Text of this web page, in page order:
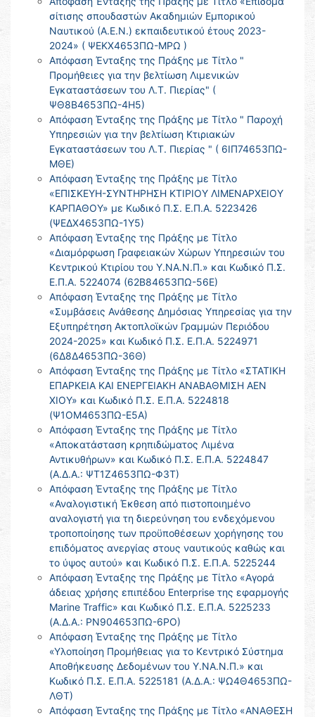
σίτισης σπουδαστών Ακαδημιών Εμπορικού
Ναυτικού (Α.Ε.Ν.) εκπαιδευτικού έτους 2023-
2024» ( ΨΕΚΧ4653ΠΩ-ΜΡΩ )
Απόφαση Ένταξης της Πράξης με Τίτλο "
Προμήθειες για την βελτίωση Λιμενικών
Εγκαταστάσεων του Λ.Τ. Πιερίας" (
ΨΘ8Β4653ΠΩ-4Η5)
Απόφαση Ένταξης της Πράξης με Τίτλο " Παροχή
Υπηρεσιών για την βελτίωση Κτιριακών
Εγκαταστάσεων του Λ.Τ. Πιερίας " ( 6ΙΠ74653ΠΩ-
ΜΘΕ)
Απόφαση Ένταξης της Πράξης με Τίτλο
«ΕΠΙΣΚΕΥΗ-ΣΥΝΤΗΡΗΣΗ ΚΤΙΡΙΟΥ ΛΙΜΕΝΑΡΧΕΙΟΥ
ΚΑΡΠΑΘΟΥ» με Κωδικό Π.Σ. Ε.Π.Α. 5223426
(ΨΕΔΧ4653ΠΩ-1Υ5)
Απόφαση Ένταξης της Πράξης με Τίτλο
«Διαμόρφωση Γραφειακών Χώρων Υπηρεσιών του
Κεντρικού Κτιρίου του Υ.ΝΑ.Ν.Π.» και Κωδικό Π.Σ.
Ε.Π.Α. 5224074 (62Β84653ΠΩ-56Ε)
Απόφαση Ένταξης της Πράξης με Τίτλο
«Συμβάσεις Ανάθεσης Δημόσιας Υπηρεσίας για την
Εξυπηρέτηση Ακτοπλοϊκών Γραμμών Περιόδου
2024-2025» και Κωδικό Π.Σ. Ε.Π.Α. 5224971
(6Δ8Δ4653ΠΩ-36Θ)
Απόφαση Ένταξης της Πράξης με Τίτλο «ΣΤΑΤΙΚΗ
ΕΠΑΡΚΕΙΑ ΚΑΙ ΕΝΕΡΓΕΙΑΚΗ ΑΝΑΒΑΘΜΙΣΗ ΑΕΝ
ΧΙΟΥ» και Κωδικό Π.Σ. Ε.Π.Α. 5224818
(Ψ1ΟΜ4653ΠΩ-Ε5Α)
Απόφαση Ένταξης της Πράξης με Τίτλο
«Αποκατάσταση κρηπιδώματος Λιμένα
Αντικυθήρων» και Κωδικό Π.Σ. Ε.Π.Α. 5224847
(Α.Δ.Α.: ΨΤ1Ζ4653ΠΩ-Φ3Τ)
Απόφαση Ένταξης της Πράξης με Τίτλο
«Αναλογιστική Έκθεση από πιστοποιημένο
αναλογιστή για τη διερεύνηση του ενδεχόμενου
τροποποίησης των προϋποθέσεων χορήγησης του
επιδόματος ανεργίας στους ναυτικούς καθώς και
το ύψος αυτού» και Κωδικό Π.Σ. Ε.Π.Α. 5225244
Απόφαση Ένταξης της Πράξης με Τίτλο «Αγορά
άδειας χρήσης επιπέδου Enterprise της εφαρμογής
Marine Traffic» και Κωδικό Π.Σ. Ε.Π.Α. 5225233
(Α.Δ.Α.: ΡΝ904653ΠΩ-6ΡΟ)
Απόφαση Ένταξης της Πράξης με Τίτλο
«Υλοποίηση Προμήθειας για το Κεντρικό Σύστημα
Αποθήκευσης Δεδομένων του Υ.ΝΑ.Ν.Π.» και
Κωδικό Π.Σ. Ε.Π.Α. 5225181 (Α.Δ.Α.: ΨΩ4Θ4653ΠΩ-
ΛΘΤ)
Απόφαση Ένταξης της Πράξης με Τίτλο «ΑΝΑΘΕΣΗ